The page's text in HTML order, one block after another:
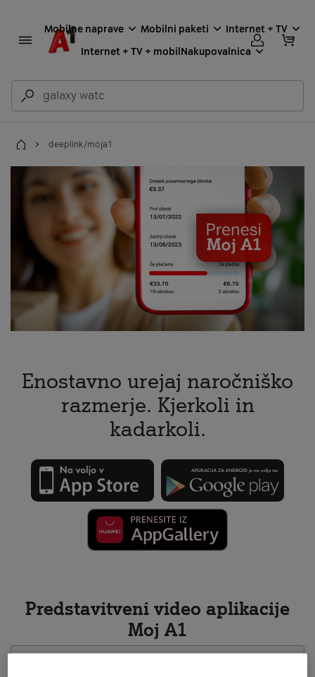
Mobilne naprave Mobilni paketi
Internet + TV
Internet + TV + mobilNakupovalnica
Domov
deeplink/moja1
Enostavno urejaj naročniško
razmerje. Kjerkoli in
kadarkoli.
Predstavitveni video aplikacije
Moj A1